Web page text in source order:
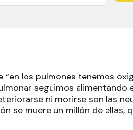
los pulmones tenemos
seguimos alimentando
ni morirse son las
se muere un millón de ellas,